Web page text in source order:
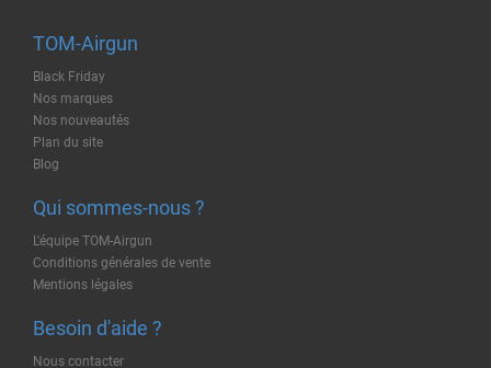
TOM-Airgun
Black Friday
Nos marques
Nos nouveautés
Plan du site
Blog
Qui sommes-nous ?
L'équipe TOM-Airgun
Conditions générales de vente
Mentions légales
Besoin d'aide ?
Nous contacter